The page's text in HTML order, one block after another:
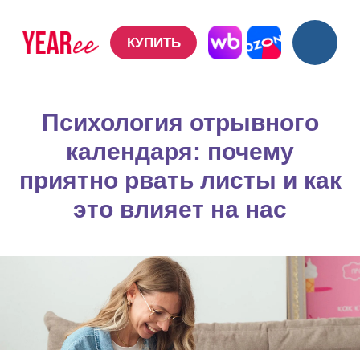
КУПИТЬ
КУПИТЬ
Психология отрывного
календаря: почему
приятно рвать листы и как
это влияет на нас